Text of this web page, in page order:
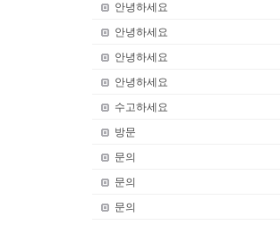
안녕하세요
안녕하세요
안녕하세요
안녕하세요
수고하세요
방문
문의
문의
문의